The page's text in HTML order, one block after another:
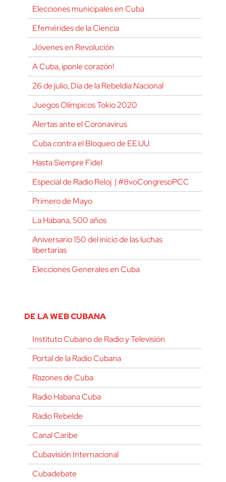
Elecciones municipales en Cuba
Efemérides de la Ciencia
Jóvenes en Revolución
A Cuba, ¡ponle corazón!
26 de julio, Día de la Rebeldía Nacional
Juegos Olímpicos Tokio 2020
Alertas ante el Coronavirus
Cuba contra el Bloqueo de EE.UU.
Hasta Siempre Fidel
Especial de Radio Reloj | #8voCongresoPCC
Primero de Mayo
La Habana, 500 años
Aniversario 150 del inicio de las luchas
libertarias
Elecciones Generales en Cuba
DE LA WEB CUBANA
Instituto Cubano de Radio y Televisión
Portal de la Radio Cubana
Razones de Cuba
Radio Habana Cuba
Radio Rebelde
Canal Caribe
Cubavisión Internacional
Cubadebate